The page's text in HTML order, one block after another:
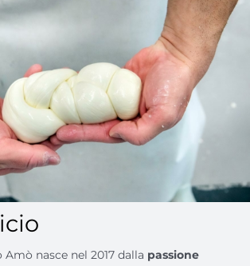
Amò nasce nel 2017 dalla passione